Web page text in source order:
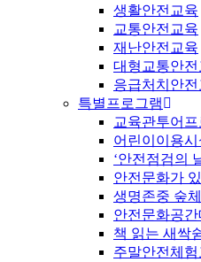
생활안전교육
교통안전교육
재난안전교육
대형교통안전
응급처치안전
특별프로그램
교육관투어프
어린이이용
‘안전점검의
안전문화가
생명존중 숲
안전문화공
책 읽는 새싹
주말안전체험